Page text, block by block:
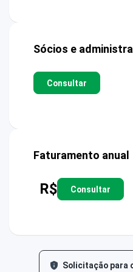
Sócios e
Consultar
Faturamento anual
R$ Consultar
Solicitação para